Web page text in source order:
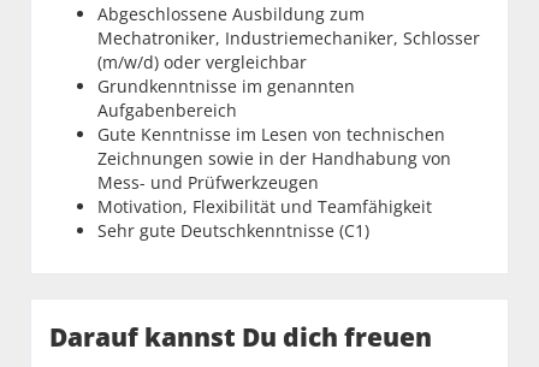
Abgeschlossene Ausbildung zum
Mechatroniker, Industriemechaniker, Schlosser
(m/w/d) oder vergleichbar
Grundkenntnisse im genannten
Aufgabenbereich
Gute Kenntnisse im Lesen von tech­nischen
Zeichnungen sowie in der Handhabung von
Mess- und Prüf­werkzeugen
Motivation, Flexibilität und Teamfähigkeit
Sehr gute Deutschkenntnisse (C1)
Darauf kannst Du dich freuen